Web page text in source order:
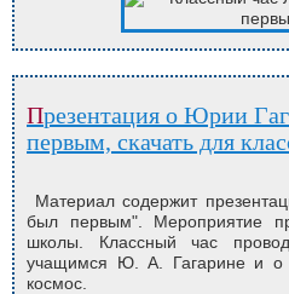
Презентация о Юрии Гагарине - Он был
первым, скачать для
Материал содержит
был первым". Мероприятие
школы. Классный час
учащимся Ю. А. Гагарине и о
космос.